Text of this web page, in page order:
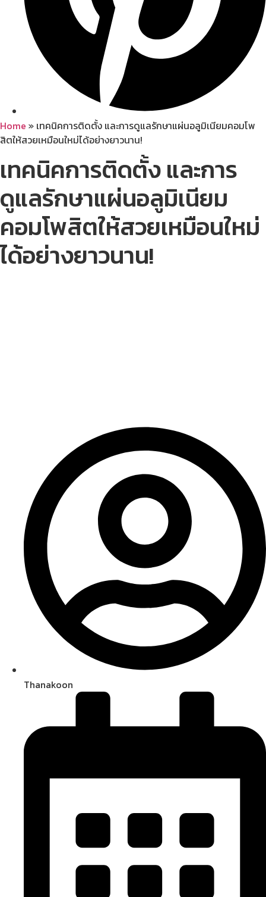
Home » เทคนิคการติดตั้ง และการดูแลรักษาแผ่นอลูมิเนียมคอมโพ
สิตให้สวยเหมือนใหม่ได้อย่างยาวนาน!
เทคนิคการติดตั้ง และการ
ดูแลรักษาแผ่นอลูมิเนียม
คอมโพสิตให้สวยเหมือนใหม่
ได้อย่างยาวนาน!
Thanakoon